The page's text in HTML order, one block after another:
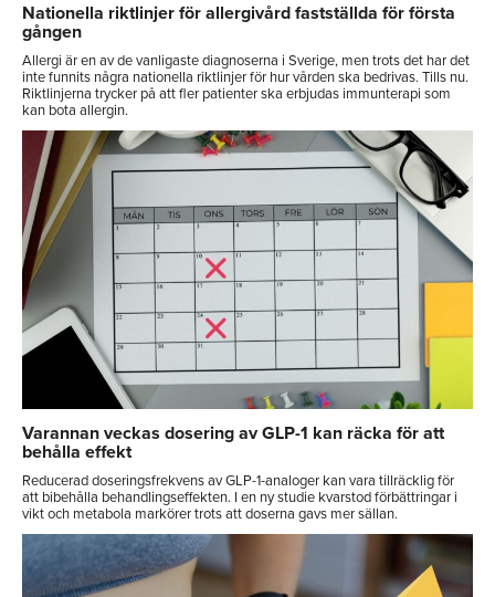
Nationella riktlinjer för allergivård fastställda för första
gången
Allergi är en av de vanligaste diagnoserna i Sverige, men trots det har det
inte funnits några nationella riktlinjer för hur vården ska bedrivas. Tills nu.
Riktlinjerna trycker på att fler patienter ska erbjudas immunterapi som
kan bota allergin.
Varannan veckas dosering av GLP-1 kan räcka för att
behålla effekt
Reducerad doseringsfrekvens av GLP-1-analoger kan vara tillräcklig för
att bibehålla behandlingseffekten. I en ny studie kvarstod förbättringar i
vikt och metabola markörer trots att doserna gavs mer sällan.